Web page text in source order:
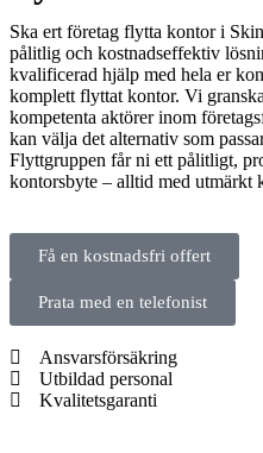
Ska ert företag flytta kontor i
pålitlig och kostnadseffektiv
kvalificerad hjälp med hela er
komplett flyttat kontor. Vi
kompetenta aktörer inom
kan välja det alternativ som
Flyttgruppen får ni ett pålitligt,
kontorsbyte – alltid med utmärkt
Få en kostnadsfri offert
Prata med en telefonist
Ansvarsförsäkring
Utbildad personal
Kvalitetsgaranti